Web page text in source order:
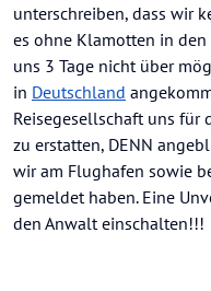
unterschreiben, dass wir
es ohne Klamotten in
uns 3 Tage nicht über
in Deutschland
Reisegesellschaft uns für
zu erstatten, DENN
wir am Flughafen sowie
gemeldet haben. Eine
den Anwalt einschalten!!!